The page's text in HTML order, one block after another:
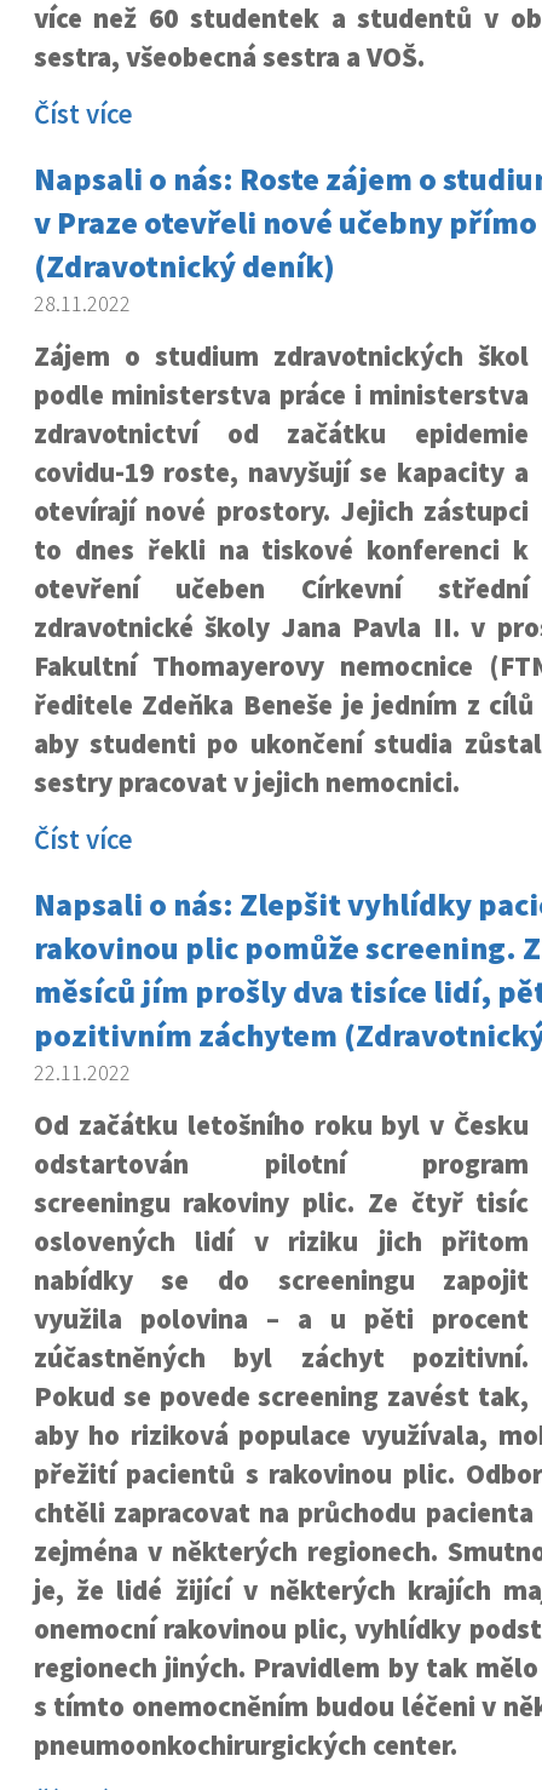
více než 60 studentek a studentů v
sestra, všeobecná sestra a VOŠ.
Číst více
Napsali o nás: Roste zájem o
v Praze otevřeli nové učebny
(Zdravotnický deník)
28.11.2022
Zájem o studium zdravotnických škol
podle ministerstva práce i ministerstva
zdravotnictví od začátku epidemie
covidu-19 roste, navyšují se kapacity a
otevírají nové prostory. Jejich zástupci
to dnes řekli na tiskové konferenci k
otevření učeben Církevní střední
zdravotnické školy Jana Pavla II. v
Fakultní Thomayerovy nemocnice
ředitele Zdeňka Beneše je jedním z
aby studenti po ukončení studia
sestry pracovat v jejich nemocnici.
Číst více
Napsali o nás: Zlepšit vyhlídky
rakovinou plic pomůže screening.
měsíců jím prošly dva tisíce lidí,
pozitivním záchytem
22.11.2022
Od začátku letošního roku byl v Česku
odstartován pilotní program
screeningu rakoviny plic. Ze čtyř tisíc
oslovených lidí v riziku jich přitom
nabídky se do screeningu zapojit
využila polovina – a u pěti procent
zúčastněných byl záchyt pozitivní.
Pokud se povede screening zavést tak,
aby ho riziková populace využívala,
přežití pacientů s rakovinou plic.
chtěli zapracovat na průchodu
zejména v některých regionech.
je, že lidé žijící v některých krajích
onemocní rakovinou plic, vyhlídky
regionech jiných. Pravidlem by tak
s tímto onemocněním budou léčeni v
pneumoonkochirurgických center.